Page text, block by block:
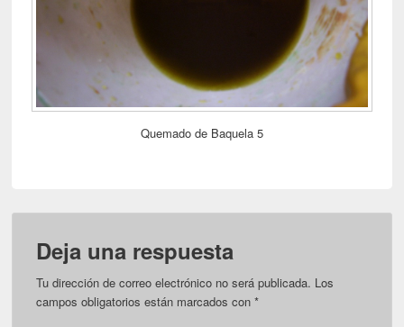
Quemado de Baquela 5
Deja una respuesta
Tu dirección de correo electrónico no será publicada. Los
campos obligatorios están marcados con*